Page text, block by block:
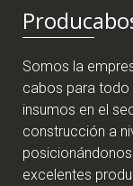
Somos la
cabos para todo
insumos en el
construcción a
excelentes